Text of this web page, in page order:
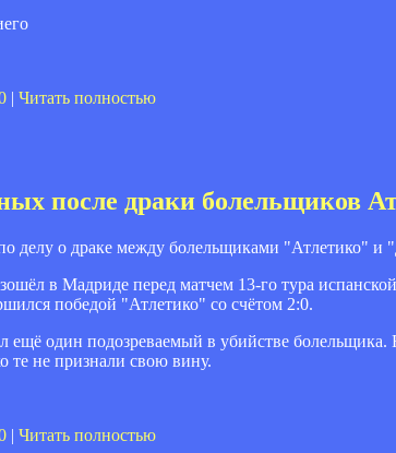
| Читать полностью
после драки болельщиков
делу о драке между болельщиками "Атлетико" и
в Мадриде перед матчем 13-го тура
победой "Атлетико" со счётом 2:0.
ещё один подозреваемый в убийстве
те не признали свою вину.
| Читать полностью